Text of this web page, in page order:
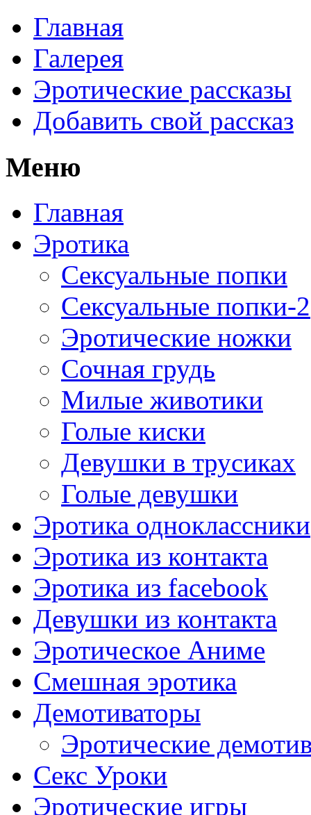
Главная
Галерея
Эротические рассказы
Добавить свой рассказ
Меню
Главная
Эротика
Сексуальные попки
Сексуальные попки-2
Эротические ножки
Сочная грудь
Милые животики
Голые киски
Девушки в трусиках
Голые девушки
Эротика одноклассники
Эротика из контакта
Эротика из facebook
Девушки из контакта
Эротическое Аниме
Смешная эротика
Демотиваторы
Эротические
Секс Уроки
Эротические игры